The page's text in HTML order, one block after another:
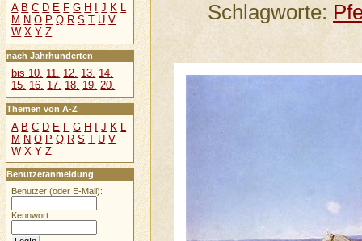
Schlagworte:
A B C D E F G H J K L
M N O P Q R S T U V
W X Y Z
nach Jahrhunderten
bis 10. 11. 12. 13. 14.
15. 16. 17. 18. 19. 20.
Themen von A-Z
A B C D E F G H I J K L
M N O P Q R S T U V
W X Y Z
Benutzeranmeldung
Benutzer (oder E-Mail):
Kennwort: